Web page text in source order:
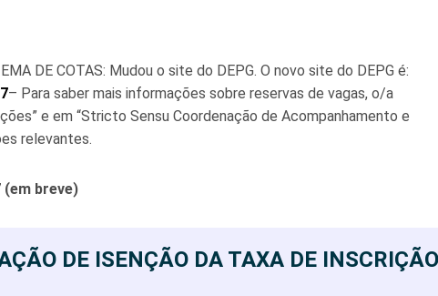
DE COTAS: Mudou o site do DEPG. O novo site do DEPG é:
– Para saber mais informações sobre reservas de vagas, o/a
e em “Stricto Sensu Coordenação de Acompanhamento e
relevantes.
(em breve)
DE ISENÇÃO DA TAXA DE INSCRIÇÃO